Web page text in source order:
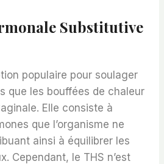
Substitutive
populaire pour soulager
que les bouffées de chaleur
Elle consiste à
que l’organisme ne
ainsi à équilibrer les
Cependant, le THS n’est